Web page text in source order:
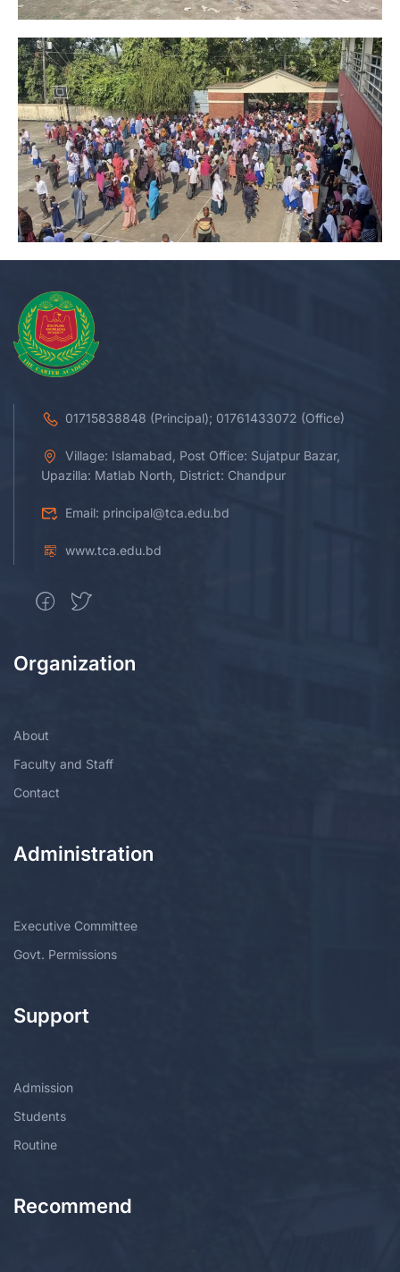
01715838848 (Principal); 01761433072 (Office)
Village: Islamabad, Post Office: Sujatpur Bazar,
Upazilla: Matlab North, District: Chandpur
Email: principal@tca.edu.bd
www.tca.edu.bd
Organization
About
Faculty and Staff
Contact
Administration
Executive Committee
Govt. Permissions
Support
Admission
Students
Routine
Recommend